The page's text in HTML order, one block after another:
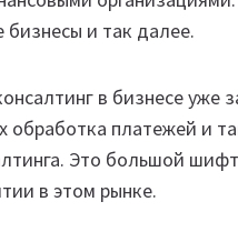
бизнесы и так далее.
в бизнесе уже
обработка платежей и
Это большой
в этом рынке.